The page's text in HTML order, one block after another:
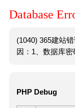
Database
(1040) 365建站
因：1、数据库密
PHP Debug